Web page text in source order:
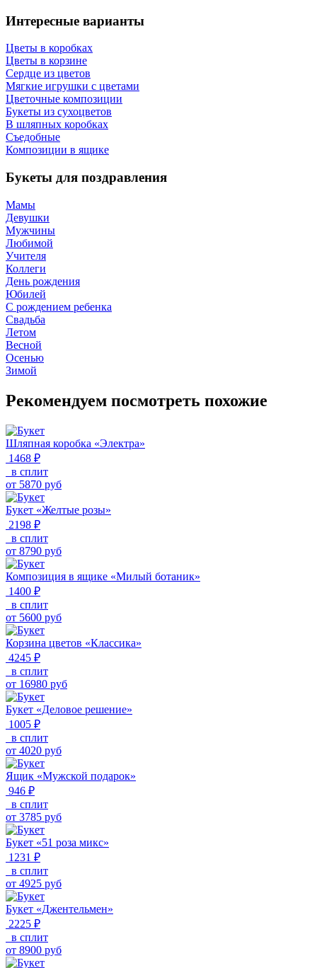
Интересные варианты
Цветы в коробках
Цветы в корзине
Сердце из цветов
Мягкие игрушки с цветами
Цветочные композиции
Букеты из сухоцветов
В шляпных коробках
Съедобные
Композиции в ящике
Букеты для поздравления
Мамы
Девушки
Мужчины
Любимой
Учителя
Коллеги
День рождения
Юбилей
С рождением ребенка
Свадьба
Летом
Весной
Осенью
Зимой
Рекомендуем посмотреть похожие
Шляпная коробка «Электра»
1468 ₽
в сплит
от 5870 руб
Букет «Желтые розы»
2198 ₽
в сплит
от 8790 руб
Композиция в ящике «Милый ботаник»
1400 ₽
в сплит
от 5600 руб
Корзина цветов «Классика»
4245 ₽
в сплит
от 16980 руб
Букет «Деловое решение»
1005 ₽
в сплит
от 4020 руб
Ящик «Мужской подарок»
946 ₽
в сплит
от 3785 руб
Букет «51 роза микс»
1231 ₽
в сплит
от 4925 руб
Букет «Джентельмен»
2225 ₽
в сплит
от 8900 руб